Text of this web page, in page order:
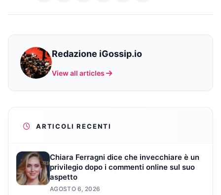
Redazione iGossip.io
View all articles
ARTICOLI RECENTI
Chiara Ferragni dice che invecchiare è un
privilegio dopo i commenti online sul suo
aspetto
AGOSTO 6, 2026